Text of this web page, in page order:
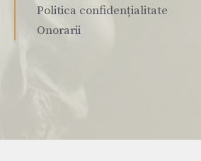
Politica confidențialitate
Onorarii